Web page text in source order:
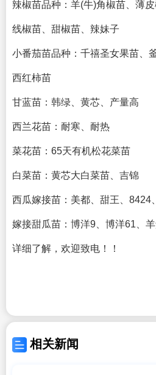
辣椒苗品种：羊(牛)角椒苗、薄皮
线椒苗、甜椒苗、辣妹子
小番茄苗品种：千禧圣女果苗、
西红柿苗
甘蓝苗：韩绿、黄芯、产量高
西兰花苗：耐寒、耐热
菜花苗：65天有机松花菜苗
白菜苗：黄芯大白菜苗、吉锦
西瓜嫁接苗：美都、甜王、8424
嫁接甜瓜苗：博洋9、博洋61、
详细了解，欢迎致电！！
相关新闻